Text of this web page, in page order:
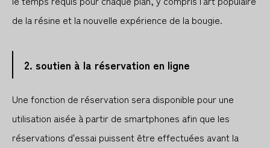
de la résine et la nouvelle expérience de la bougie.
2. soutien à la réservation en ligne
Une fonction de réservation sera disponible pour une
utilisation aisée à partir de smartphones afin que les
réservations d'essai puissent être effectuées avant la